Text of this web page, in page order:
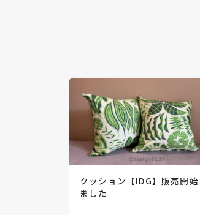
クッション【IDG】販売開始
ました